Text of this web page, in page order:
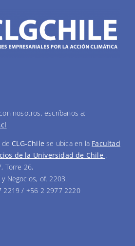
nosotros, escríbanos a:
de CLG-Chile se ubica en la Facultad
de la Universidad de Chile .
Torre 26,
Negocios, of. 2203.
2219 / +56 2 2977 2220